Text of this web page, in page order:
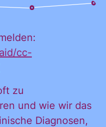
cc-
zu
und wie wir das
Diagnosen,